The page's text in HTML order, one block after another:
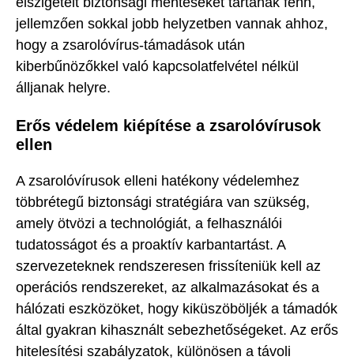
jellemzően sokkal jobb helyzetben vannak ahhoz,
hogy a zsarolóvírus-támadások után
kiberbűnözőkkel való kapcsolatfelvétel nélkül
álljanak helyre.
Erős védelem kiépítése a zsarolóvírusok
ellen
A zsarolóvírusok elleni hatékony védelemhez
többrétegű biztonsági stratégiára van szükség,
amely ötvözi a technológiát, a felhasználói
tudatosságot és a proaktív karbantartást. A
szervezeteknek rendszeresen frissíteniük kell az
operációs rendszereket, az alkalmazásokat és a
hálózati eszközöket, hogy kiküszöböljék a támadók
által gyakran kihasznált sebezhetőségeket. Az erős
hitelesítési szabályzatok, különösen a távoli